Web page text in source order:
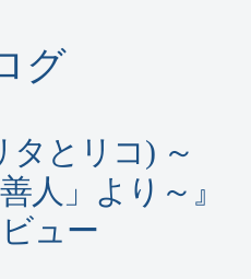
グ
タとリコ) ～
人」より～』
ュー